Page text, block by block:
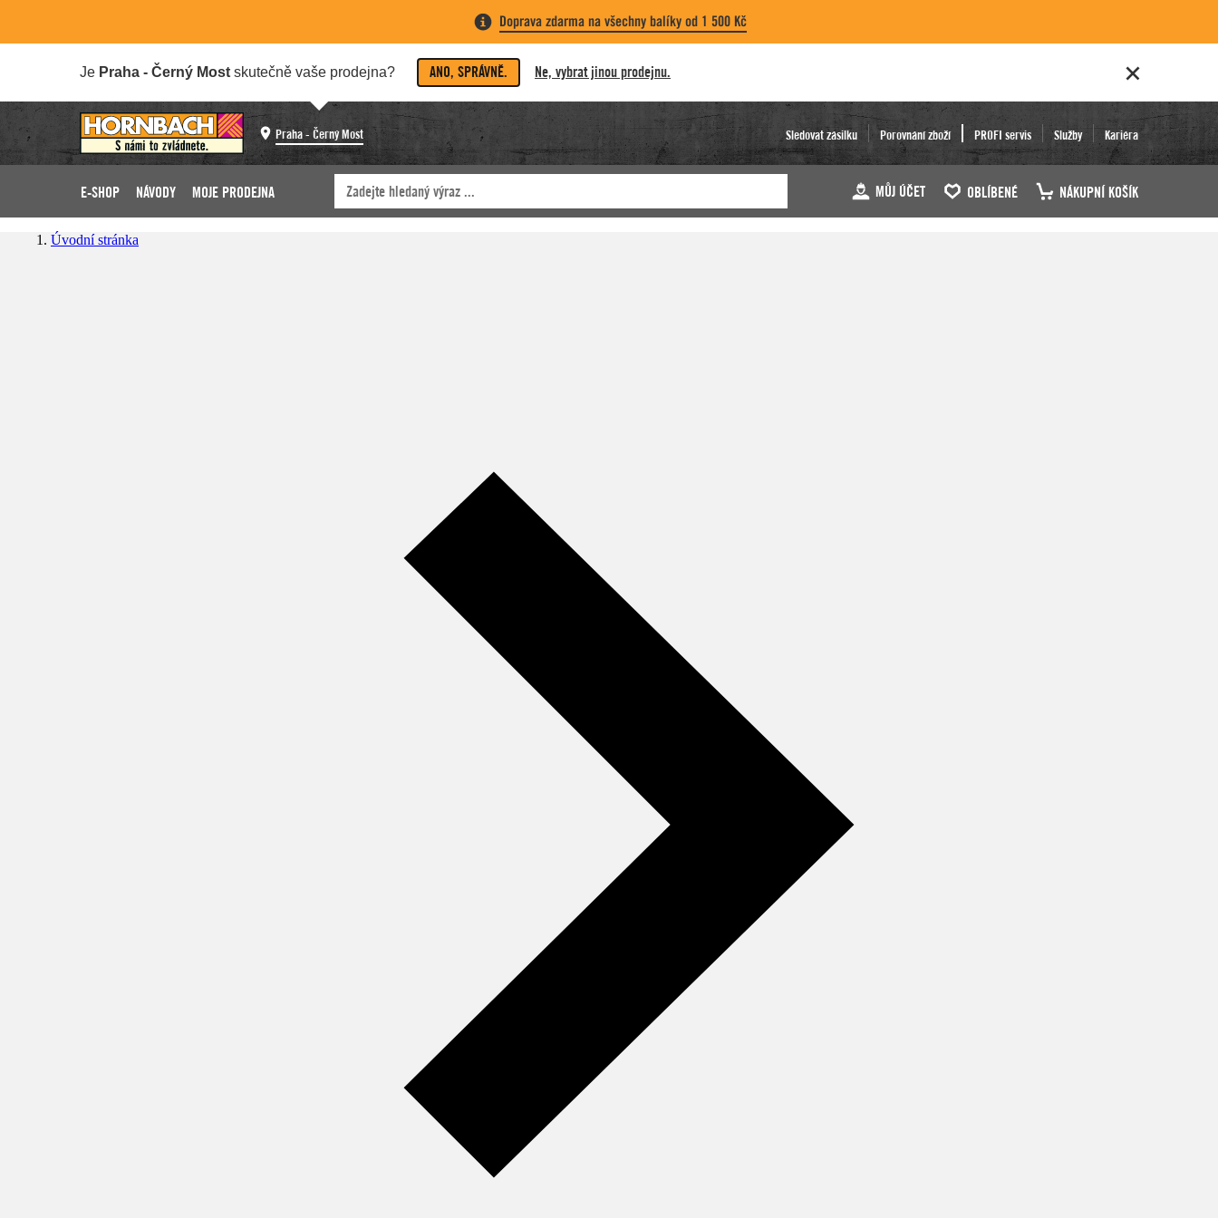
Doprava zdarma na všechny balíky od 1 500 Kč
Je Praha - Černý Most skutečně vaše prodejna? ANO, SPRÁVNĚ. Ne, vybrat jinou prodejnu.
Praha - Černý Most Sledovat zásilku Porovnání zboží PROFI servis Služby Kariéra
E-SHOP NÁVODY MOJE PRODEJNA MŮJ ÚČET OBLÍBENÉ NÁKUPNÍ KOŠÍK
Úvodní stránka